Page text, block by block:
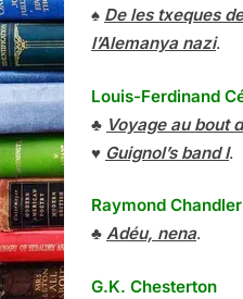
♠ De les txeques
l’Alemanya nazi.
Louis-Ferdinand
♣ Voyage au bout
♥ Guignol’s band I.
Raymond Chandler
♣ Adéu, nena.
G.K. Chesterton